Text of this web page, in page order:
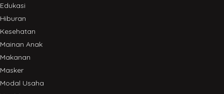
Edukasi
Hiburan
Kesehatan
Mainan Anak
Makanan
Masker
Modal Usaha